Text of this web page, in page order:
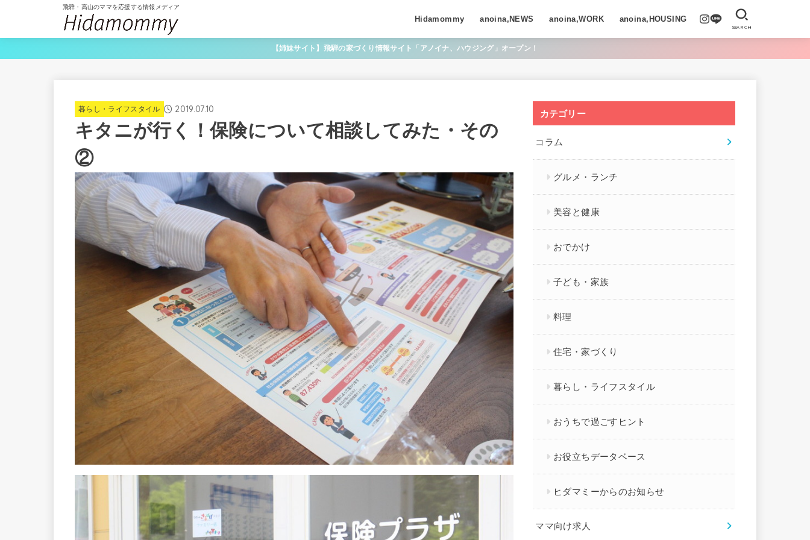
飛騨・高山のママを応援する情報メディア
Hidamommy anoina,NEWS anoina,WORK anoina,HOUSING
SEARCH
【姉妹サイト】飛騨の家づくり情報サイト「アノイナ、ハウジング」オープン！
暮らし・ライフスタイル 2019.07.10
キタニが行く！保険について相談してみた・その
②
カテゴリー
コラム
グルメ・ランチ
美容と健康
おでかけ
子ども・家族
料理
住宅・家づくり
暮らし・ライフスタイル
おうちで過ごすヒント
お役立ちデータベース
ヒダマミーからのお知らせ
ママ向け求人